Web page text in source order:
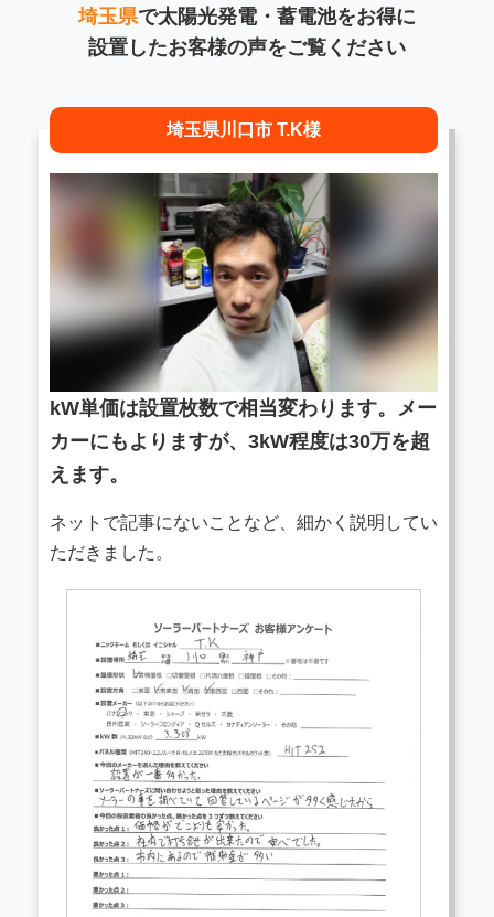
埼玉県で太陽光発電・蓄電池をお得に
設置したお客様の声をご覧ください
埼玉県川口市 T.K様
kW単価は設置枚数で相当変わります。メー
カーにもよりますが、3kW程度は30万を超
えます。
ネットで記事にないことなど、細かく説明してい
ただきました。